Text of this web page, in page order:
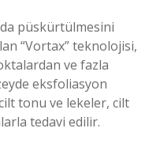
püskürtülmesini
“Vortax” teknolojisi,
ve fazla
eksfoliasyon
tonu ve lekeler, cilt
tedavi edilir.